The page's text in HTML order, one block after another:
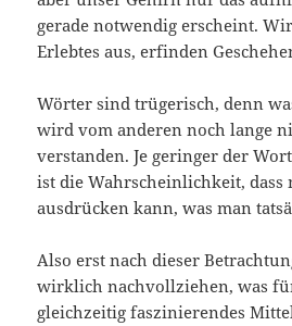
gerade notwendig erscheint.
Erlebtes aus, erfinden
Wörter sind trügerisch, denn
wird vom anderen noch lange
verstanden. Je geringer der
ist die Wahrscheinlichkeit,
ausdrücken kann, was man
Also erst nach dieser
wirklich nachvollziehen, was
gleichzeitig faszinierendes